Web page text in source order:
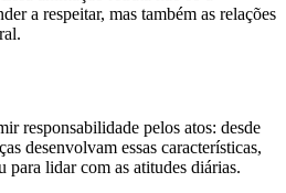
a respeitar, mas também as relações
responsabilidade pelos atos: desde
desenvolvam essas características,
para lidar com as atitudes diárias.